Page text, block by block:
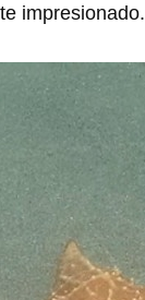
impresionado.